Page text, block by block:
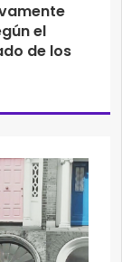
el
de los